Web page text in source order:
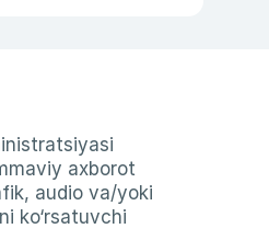
axborot
audio va/yoki
ko‘rsatuvchi